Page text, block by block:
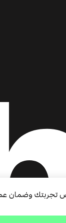
تجربتك وضمان